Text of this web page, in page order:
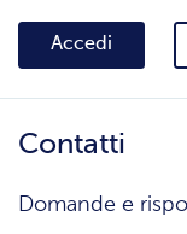
Accedi
Contatti
Domande e